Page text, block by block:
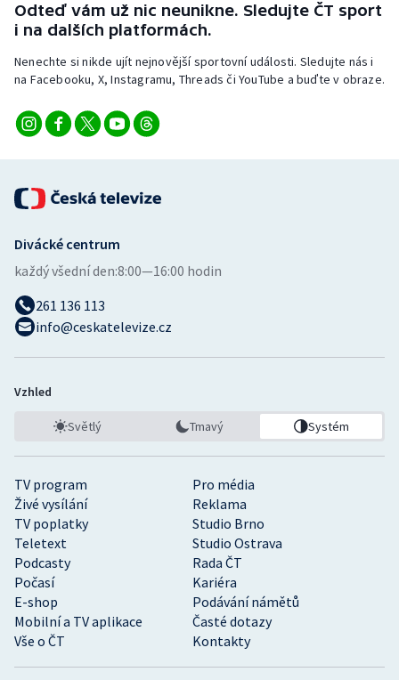
Odteď vám už nic neunikne. Sledujte ČT sport
i na dalších platformách.
Nenechte si nikde ujít nejnovější sportovní události. Sledujte nás i
na Facebooku, X, Instagramu, Threads či YouTube a buďte v obraze.
TV program
Pro média
Živé vysílání
Reklama
TV poplatky
Studio Brno
Teletext
Studio Ostrava
Podcasty
Rada ČT
Počasí
Kariéra
E-shop
Podávání námětů
Mobilní a TV aplikace
Časté dotazy
Vše o ČT
Kontakty
Divácké centrum
každý všední den:8:00—16:00 hodin
261 136 113
info@ceskatelevize.cz
Vzhled
Světlý Tmavý Systém